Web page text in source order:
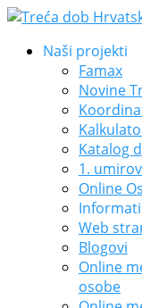
Naši projekti
Famax
Novine
Katalog
1.
Online
Web
Blogovi
Online
osobe